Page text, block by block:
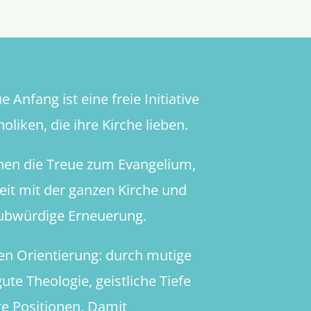
Anfang ist eine freie Initiative
die ihre Kirche lieben.
die Treue zum Evangelium,
mit der ganzen Kirche und
Erneuerung.
Orientierung: durch mutige
Theologie, geistliche Tiefe
Positionen. Damit